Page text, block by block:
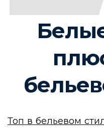
Топ в бельевом